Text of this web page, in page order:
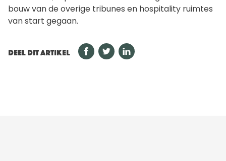
bouw van de overige tribunes en hospitality ruimtes
van start gegaan.
DEEL DIT ARTIKEL